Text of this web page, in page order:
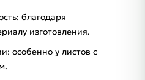
благодаря
изготовления.
особенно у листов с